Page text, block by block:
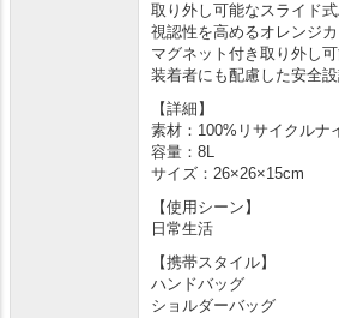
取り外し可能なスライド
視認性を高めるオレンジ
マグネット付き取り外し
装着者にも配慮した安全設
【詳細】
素材：100%リサイクルナ
容量：8L
サイズ：26×26×15cm
【使用シーン】
日常生活
【携帯スタイル】
ハンドバッグ
ショルダーバッグ